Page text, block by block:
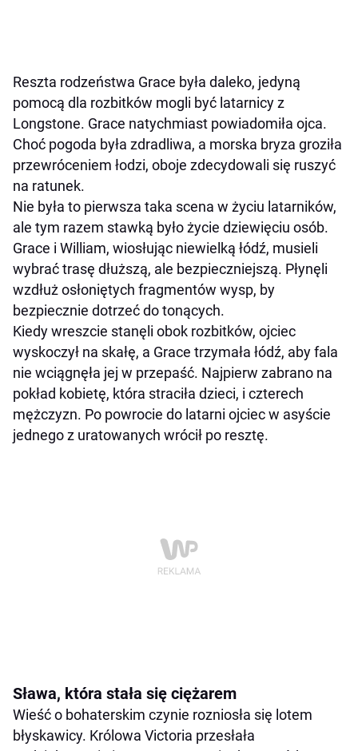
Reszta rodzeństwa Grace była daleko, jedyną
pomocą dla rozbitków mogli być latarnicy z
Longstone. Grace natychmiast powiadomiła ojca.
Choć pogoda była zdradliwa, a morska bryza groziła
przewróceniem łodzi, oboje zdecydowali się ruszyć
na ratunek.
Nie była to pierwsza taka scena w życiu latarników,
ale tym razem stawką było życie dziewięciu osób.
Grace i William, wiosłując niewielką łódź, musieli
wybrać trasę dłuższą, ale bezpieczniejszą. Płynęli
wzdłuż osłoniętych fragmentów wysp, by
bezpiecznie dotrzeć do tonących.
Kiedy wreszcie stanęli obok rozbitków, ojciec
wyskoczył na skałę, a Grace trzymała łódź, aby fala
nie wciągnęła jej w przepaść. Najpierw zabrano na
pokład kobietę, która straciła dzieci, i czterech
mężczyzn. Po powrocie do latarni ojciec w asyście
jednego z uratowanych wrócił po resztę.
Sława, która stała się ciężarem
Wieść o bohaterskim czynie rozniosła się lotem
błyskawicy. Królowa Victoria przesłała